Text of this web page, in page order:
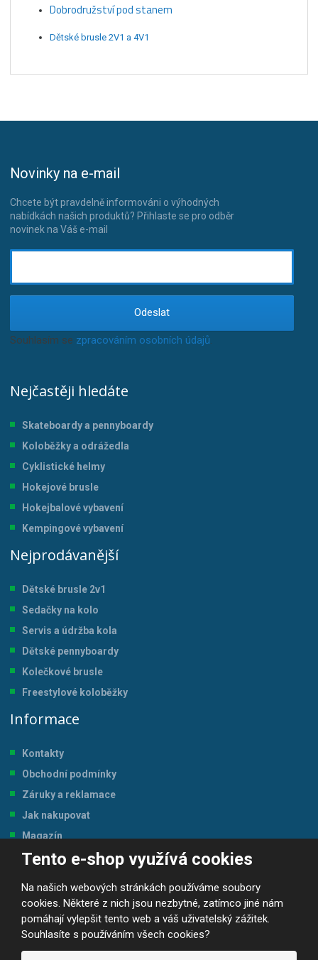
Tento e-shop využívá cookies
Na našich webových stránkách používáme soubory
cookies. Některé z nich jsou nezbytné, zatímco jiné nám
pomáhají vylepšit tento web a váš uživatelský zážitek.
Souhlasíte s používáním všech cookies?
Dobrodružství pod stanem
Dětské brusle 2V1 a 4V1
Novinky na e-mail
Chcete být pravdelně informováni o výhodných
nabídkách našich produktů? Přihlaste se pro odběr
novinek na Váš e-mail
Odeslat
Souhlasím se zpracováním osobních údajů
Nejčastěji hledáte
Skateboardy a pennyboardy
Koloběžky a odrážedla
Cyklistické helmy
Hokejové brusle
Hokejbalové vybavení
Kempingové vybavení
Nejprodávanější
Dětské brusle 2v1
Sedačky na kolo
Servis a údržba kola
Dětské pennyboardy
Kolečkové brusle
Freestylové koloběžky
Informace
Kontakty
Obchodní podmínky
Záruky a reklamace
Jak nakupovat
Magazín
Tabulka velikostí
© 2026, JP-SPORT.CZ SPORTOVNÍ POTŘEBY
Prohlášení o přístupnosti |Mapa stránek ||GDPR